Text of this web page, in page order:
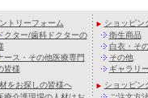
・第三者への提供の停止」及
があった時、法令等に基づき対
当社 お問い合わせ窓口
県習志野市実籾4-14-9
トリーフォーム
クター/歯科ドクターの
ース・その他医療専門
皆様
材をお探しの皆様へ
ショッピン
衛生商品
白衣・そ
その他
ギャラリー
ショッピン